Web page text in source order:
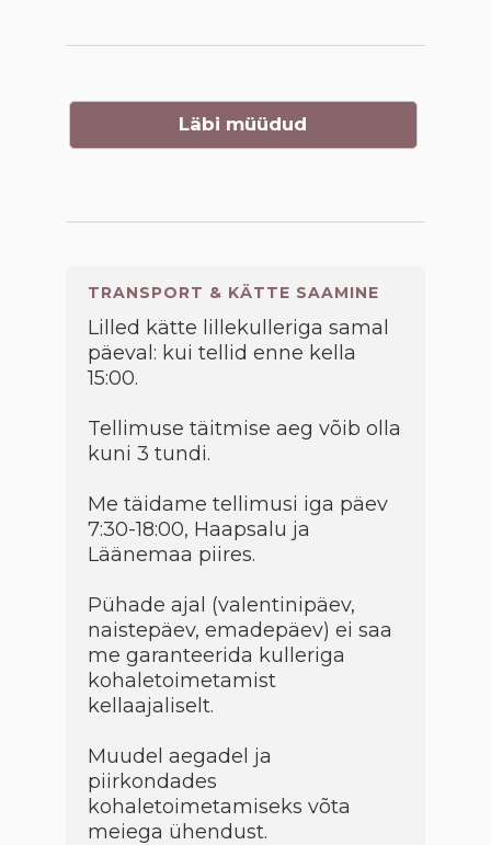
Läbi müüdud
TRANSPORT & KÄTTE SAAMINE
Lilled kätte lillekulleriga samal
päeval: kui tellid enne kella
15:00.
Tellimuse täitmise aeg võib olla
kuni 3 tundi.
Me täidame tellimusi iga päev
7:30-18:00, Haapsalu ja
Läänemaa piires.
Pühade ajal (valentinipäev,
naistepäev, emadepäev) ei saa
me garanteerida kulleriga
kohaletoimetamist
kellaajaliselt.
Muudel aegadel ja
piirkondades
kohaletoimetamiseks võta
meiega ühendust.